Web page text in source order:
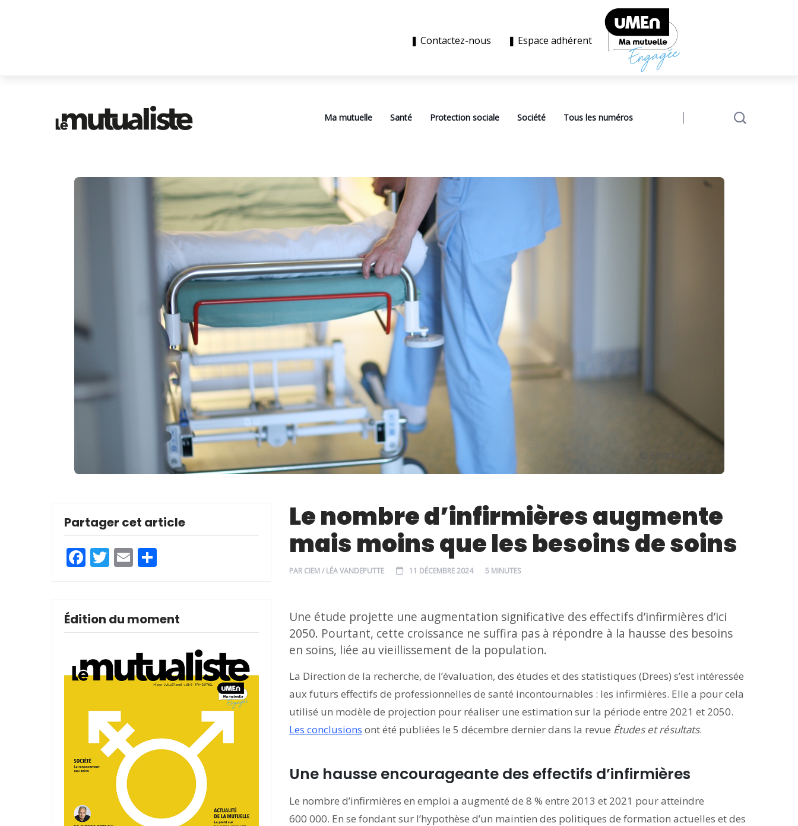
❚ Contactez-nous ❚ Espace adhérent
Ma mutuelle Santé Protection sociale Société Tous les numéros
© Shutterstock
Partager cet article
Facebook
Twitter
Email
Édition du moment
Le nombre d’infirmières augmente
mais moins que les besoins de soins
PAR CIEM / LÉA VANDEPUTTE 11 DÉCEMBRE 2024 5 MINUTES
Une étude projette une augmentation significative des effectifs d’infirmières d’ici
2050. Pourtant, cette croissance ne suffira pas à répondre à la hausse des besoins
en soins, liée au vieillissement de la population.
La Direction de la recherche, de l’évaluation, des études et des statistiques (Drees) s’est intéressée
aux futurs effectifs de professionnelles de santé incontournables : les infirmières. Elle a pour cela
utilisé un modèle de projection pour réaliser une estimation sur la période entre 2021 et 2050.
Les conclusions ont été publiées le 5 décembre dernier dans la revue Études et résultats.
Une hausse encourageante des effectifs d’infirmières
Le nombre d’infirmières en emploi a augmenté de 8 % entre 2013 et 2021 pour atteindre
600 000. En se fondant sur l’hypothèse d’un maintien des politiques de formation actuelles et des